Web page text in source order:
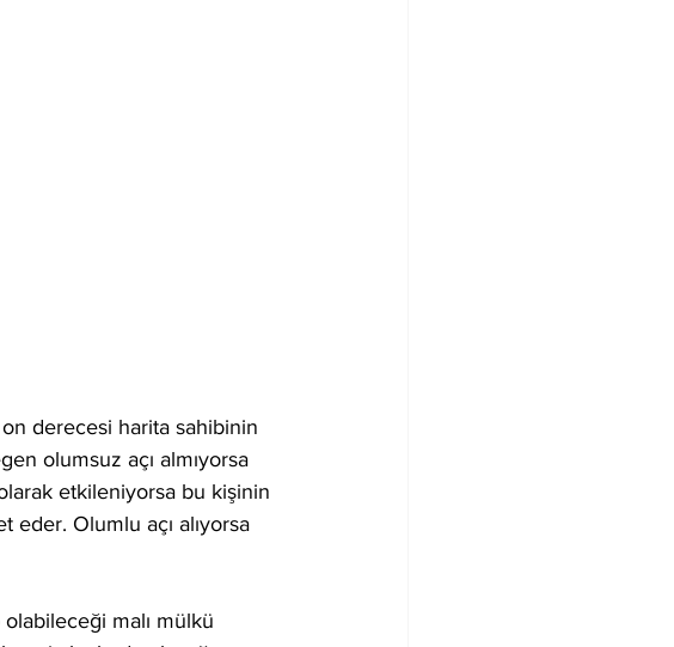
derecesi harita sahibinin
olumsuz açı almıyorsa
etkileniyorsa bu kişinin
eder. Olumlu açı alıyorsa
malı mülkü